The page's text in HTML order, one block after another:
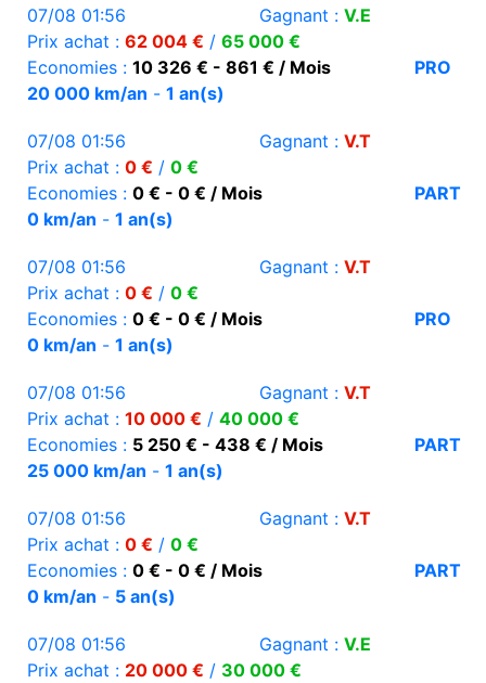
07/08 01:56 Gagnant : V.E
Prix achat : 62 004 € / 65 000 €
Economies : 10 326 € - 861 € / Mois
PRO
20 000 km/an - 1 an(s)
07/08 01:56 Gagnant : V.T
Prix achat : 0 € / 0 €
Economies : 0 € - 0 € / Mois
PART
0 km/an - 1 an(s)
07/08 01:56 Gagnant : V.T
Prix achat : 0 € / 0 €
Economies : 0 € - 0 € / Mois
PRO
0 km/an - 1 an(s)
07/08 01:56 Gagnant : V.T
Prix achat : 10 000 € / 40 000 €
Economies : 5 250 € - 438 € / Mois
PART
25 000 km/an - 1 an(s)
07/08 01:56 Gagnant : V.T
Prix achat : 0 € / 0 €
Economies : 0 € - 0 € / Mois
PART
0 km/an - 5 an(s)
07/08 01:56 Gagnant : V.E
Prix achat : 20 000 € / 30 000 €